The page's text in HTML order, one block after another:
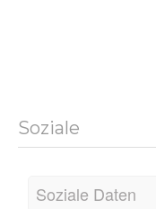
Soziale
Soziale Daten